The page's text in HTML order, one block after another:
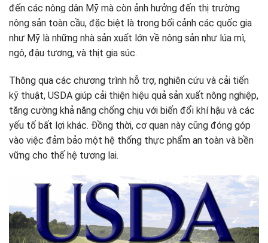
đến các nông dân Mỹ mà còn ảnh hưởng đến thị trường
nông sản toàn cầu, đặc biệt là trong bối cảnh các quốc gia
như Mỹ là những nhà sản xuất lớn về nông sản như lúa mì,
ngô, đậu tương, và thịt gia súc.
Thông qua các chương trình hỗ trợ, nghiên cứu và cải tiến
kỹ thuật, USDA giúp cải thiện hiệu quả sản xuất nông nghiệp,
tăng cường khả năng chống chịu với biến đổi khí hậu và các
yếu tố bất lợi khác. Đồng thời, cơ quan này cũng đóng góp
vào việc đảm bảo một hệ thống thực phẩm an toàn và bền
vững cho thế hệ tương lai.